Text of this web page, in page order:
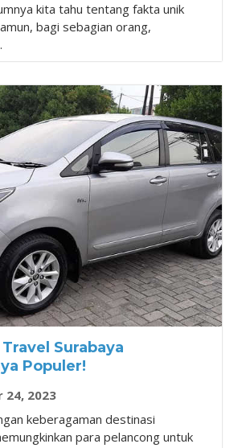
kita tahu tentang fakta unik
bagi sebagian orang,
Surabaya
Populer!
24, 2023
keberagaman destinasi
para pelancong untuk